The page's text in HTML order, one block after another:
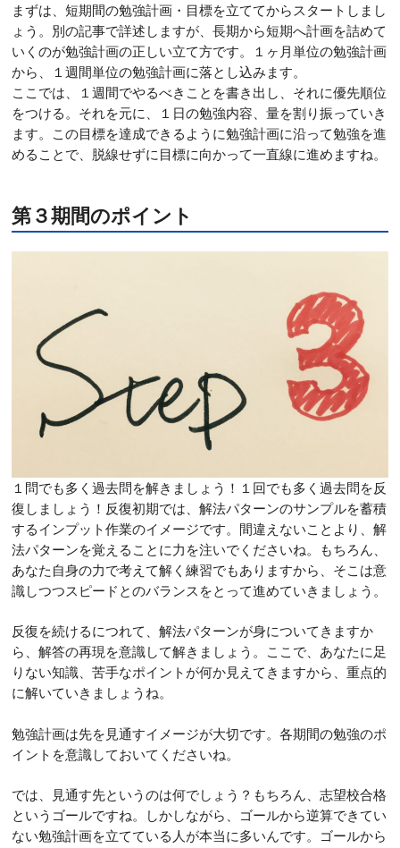
まずは、短期間の勉強計画・目標を立ててからスタートしまし
ょう。別の記事で詳述しますが、長期から短期へ計画を詰めて
いくのが勉強計画の正しい立て方です。１ヶ月単位の勉強計画
から、１週間単位の勉強計画に落とし込みます。
ここでは、１週間でやるべきことを書き出し、それに優先順位
をつける。それを元に、１日の勉強内容、量を割り振っていき
ます。この目標を達成できるように勉強計画に沿って勉強を進
めることで、脱線せずに目標に向かって一直線に進めますね。
第３期間のポイント
１問でも多く過去問を解きましょう！１回でも多く過去問を反
復しましょう！反復初期では、解法パターンのサンプルを蓄積
するインプット作業のイメージです。間違えないことより、解
法パターンを覚えることに力を注いでくださいね。もちろん、
あなた自身の力で考えて解く練習でもありますから、そこは意
識しつつスピードとのバランスをとって進めていきましょう。
反復を続けるにつれて、解法パターンが身についてきますか
ら、解答の再現を意識して解きましょう。ここで、あなたに足
りない知識、苦手なポイントが何か見えてきますから、重点的
に解いていきましょうね。
勉強計画は先を見通すイメージが大切です。各期間の勉強のポ
イントを意識しておいてくださいね。
では、見通す先というのは何でしょう？もちろん、志望校合格
というゴールですね。しかしながら、ゴールから逆算できてい
ない勉強計画を立てている人が本当に多いんです。ゴールから